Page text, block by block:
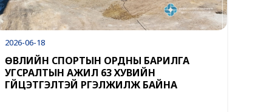
2026-06-18
ӨВЛИЙН СПОРТЫН ОРДНЫ БАРИЛГА
УГСРАЛТЫН АЖИЛ 63 ХУВИЙН
ГҮЙЦЭТГЭЛТЭЙ ҮРГЭЛЖИЛЖ БАЙНА